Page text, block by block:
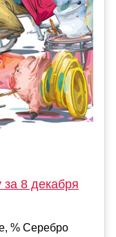
8 декабря
% Серебро